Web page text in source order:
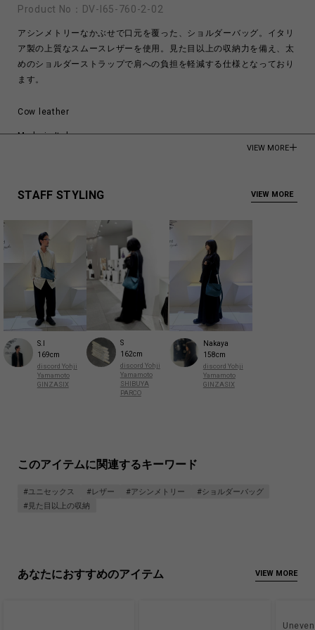
Product No： DV-I65-760-2-02
アシンメトリーなかぶせで口元を覆った、ショルダーバッグ。イタリ
ア製の上質なスムースレザーを使用。見た目以上の収納力を備え、太
めのショルダーストラップで肩への負担を軽減する仕様となっており
ます。
Cow leather
Made in Italy
VIEW MORE
STAFF STYLING VIEW MORE
S.I
169cm
discord Yohji
Yamamoto
GINZASIX
S
162cm
discord Yohji
Yamamoto
SHIBUYA
PARCO
Nakaya
158cm
discord Yohji
Yamamoto
GINZASIX
このアイテムに関連するキーワード
#ユニセックス #レザー #アシンメトリー
#ショルダーバッグ
#見た目以上の収納
あなたにおすすめのアイテム VIEW MORE